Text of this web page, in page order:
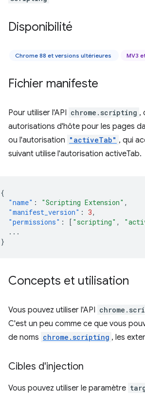
Disponibilité
Chrome 88 et versions ultérieures MV3
Fichier manifeste
Pour utiliser l'API chrome.scripting ,
autorisations d'hôte pour les pages
ou l'autorisation "activeTab" , qui
suivant utilise l'autorisation activeTab.
{
"name" : "Scripting Extension" ,
"manifest_version" : 3,
"permissions" : [ "scripting" ,
...
}
Concepts et utilisation
Vous pouvez utiliser l'API
C'est un peu comme ce que vous
de noms chrome.scripting , les
Cibles d'injection
Vous pouvez utiliser le paramètre